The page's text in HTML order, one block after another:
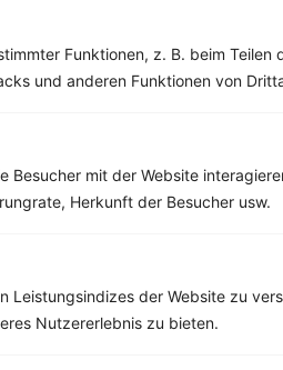
Funktionen, z. B. beim Teilen
und anderen Funktionen von
mit der Website
Herkunft der Besucher usw.
der Website zu
Nutzererlebnis zu bieten.
›
12 g
25 g